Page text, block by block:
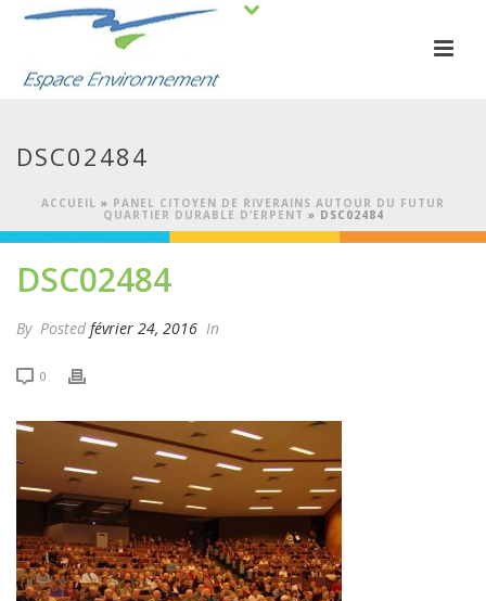
DSC02484
ACCUEIL » PANEL CITOYEN DE RIVERAINS AUTOUR DU FUTUR
QUARTIER DURABLE D’ERPENT » DSC02484
DSC02484
By Posted février 24, 2016 In
0